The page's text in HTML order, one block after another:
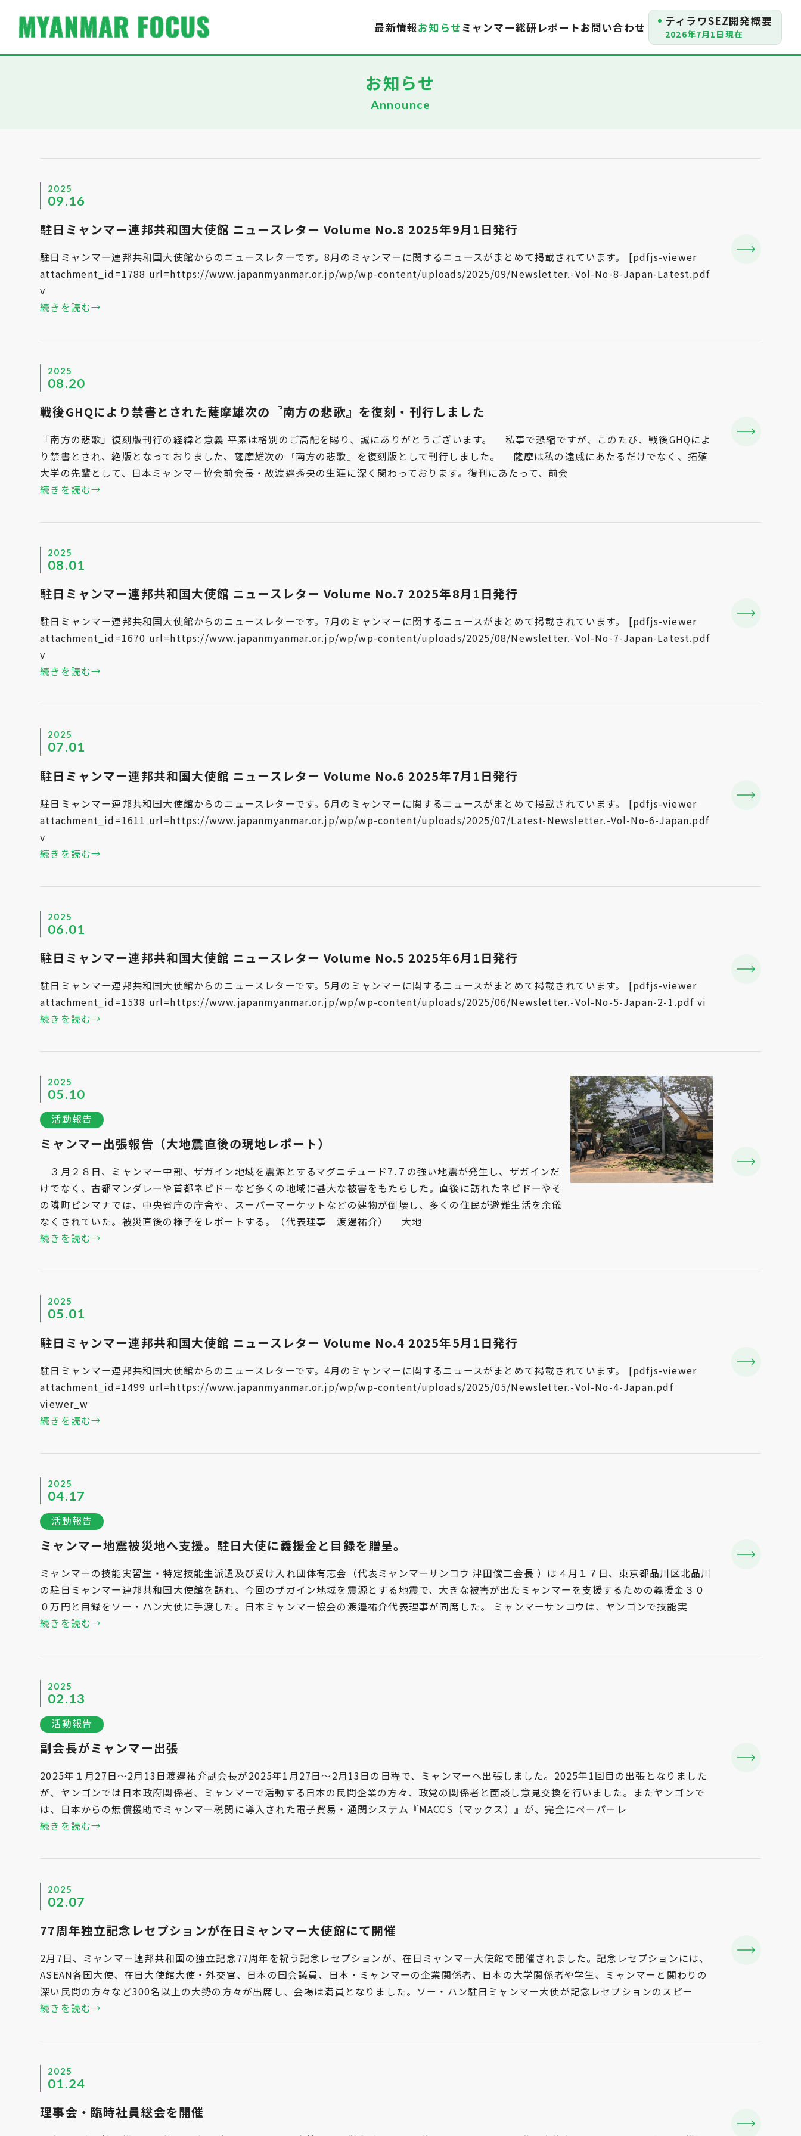
最新情報お知らせミャンマー総研レポートお問い合わせ ティラワSEZ開発概要
2026年7月1日現在
お知らせ
Announce
2025
09.16
駐日ミャンマー連邦共和国大使館 ニュースレター Volume No.8 2025年9月1日発行
駐日ミャンマー連邦共和国大使館からのニュースレターです。8月のミャンマーに関するニュースがまとめて掲載されています。 [pdfjs-viewer
attachment_id=1788 url=https://www.japanmyanmar.or.jp/wp/wp-content/uploads/2025/09/Newsletter.-Vol-No-8-Japan-Latest.pdf
v
続きを読む→
2025
08.20
戦後GHQにより禁書とされた薩摩雄次の『南方の悲歌』を復刻・刊行しました
「南方の悲歌」復刻版刊行の経緯と意義 平素は格別のご高配を賜り、誠にありがとうございます。 私事で恐縮ですが、このたび、戦後GHQによ
り禁書とされ、絶版となっておりました、薩摩雄次の『南方の悲歌』を復刻版として刊行しました。 薩摩は私の遠戚にあたるだけでなく、拓殖
大学の先輩として、日本ミャンマー協会前会長・故渡邉秀央の生涯に深く関わっております。復刊にあたって、前会
続きを読む→
2025
08.01
駐日ミャンマー連邦共和国大使館 ニュースレター Volume No.7 2025年8月1日発行
駐日ミャンマー連邦共和国大使館からのニュースレターです。7月のミャンマーに関するニュースがまとめて掲載されています。 [pdfjs-viewer
attachment_id=1670 url=https://www.japanmyanmar.or.jp/wp/wp-content/uploads/2025/08/Newsletter.-Vol-No-7-Japan-Latest.pdf
v
続きを読む→
2025
07.01
駐日ミャンマー連邦共和国大使館 ニュースレター Volume No.6 2025年7月1日発行
駐日ミャンマー連邦共和国大使館からのニュースレターです。6月のミャンマーに関するニュースがまとめて掲載されています。 [pdfjs-viewer
attachment_id=1611 url=https://www.japanmyanmar.or.jp/wp/wp-content/uploads/2025/07/Latest-Newsletter.-Vol-No-6-Japan.pdf
v
続きを読む→
2025
06.01
駐日ミャンマー連邦共和国大使館 ニュースレター Volume No.5 2025年6月1日発行
駐日ミャンマー連邦共和国大使館からのニュースレターです。5月のミャンマーに関するニュースがまとめて掲載されています。 [pdfjs-viewer
attachment_id=1538 url=https://www.japanmyanmar.or.jp/wp/wp-content/uploads/2025/06/Newsletter.-Vol-No-5-Japan-2-1.pdf vi
続きを読む→
2025
05.10
活動報告
ミャンマー出張報告（大地震直後の現地レポート）
３月２８日、ミャンマー中部、ザガイン地域を震源とするマグニチュード7.７の強い地震が発生し、ザガインだ
けでなく、古都マンダレーや首都ネピドーなど多くの地域に甚大な被害をもたらした。直後に訪れたネピドーやそ
の隣町ピンマナでは、中央省庁の庁舎や、スーパーマーケットなどの建物が倒壊し、多くの住民が避難生活を余儀
なくされていた。被災直後の様子をレポートする。（代表理事 渡邊祐介） 大地
続きを読む→
2025
05.01
駐日ミャンマー連邦共和国大使館 ニュースレター Volume No.4 2025年5月1日発行
駐日ミャンマー連邦共和国大使館からのニュースレターです。4月のミャンマーに関するニュースがまとめて掲載されています。 [pdfjs-viewer
attachment_id=1499 url=https://www.japanmyanmar.or.jp/wp/wp-content/uploads/2025/05/Newsletter.-Vol-No-4-Japan.pdf
viewer_w
続きを読む→
2025
04.17
活動報告
ミャンマー地震被災地へ支援。駐日大使に義援金と目録を贈呈。
ミャンマーの技能実習生・特定技能生派遣及び受け入れ団体有志会（代表ミャンマーサンコウ 津田俊二会長 ）は４月１７日、東京都品川区北品川
の駐日ミャンマー連邦共和国大使館を訪れ、今回のザガイン地域を震源とする地震で、大きな被害が出たミャンマーを支援するための義援金３０
０万円と目録をソー・ハン大使に手渡した。日本ミャンマー協会の渡邉祐介代表理事が同席した。 ミャンマーサンコウは、ヤンゴンで技能実
続きを読む→
2025
02.13
活動報告
副会長がミャンマー出張
2025年１月27日～2月13日渡邉祐介副会長が2025年1月27日～2月13日の日程で、ミャンマーへ出張しました。2025年1回目の出張となりました
が、ヤンゴンでは日本政府関係者、ミャンマーで活動する日本の民間企業の方々、政党の関係者と面談し意見交換を行いました。またヤンゴンで
は、日本からの無償援助でミャンマー税関に導入された電子貿易・通関システム『MACCS（マックス）』が、完全にペーパーレ
続きを読む→
2025
02.07
77周年独立記念レセプションが在日ミャンマー大使館にて開催
2月7日、ミャンマー連邦共和国の独立記念77周年を祝う記念レセプションが、在日ミャンマー大使館で開催されました。記念レセプションには、
ASEAN各国大使、在日大使館大使・外交官、日本の国会議員、日本・ミャンマーの企業関係者、日本の大学関係者や学生、ミャンマーと関わりの
深い民間の方々など300名以上の大勢の方々が出席し、会場は満員となりました。ソー・ハン駐日ミャンマー大使が記念レセプションのスピー
続きを読む→
2025
01.24
理事会・臨時社員総会を開催